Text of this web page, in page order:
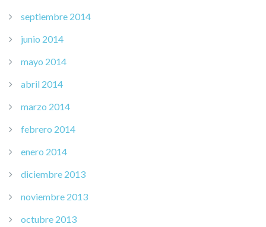
septiembre 2014
junio 2014
mayo 2014
abril 2014
marzo 2014
febrero 2014
enero 2014
diciembre 2013
noviembre 2013
octubre 2013